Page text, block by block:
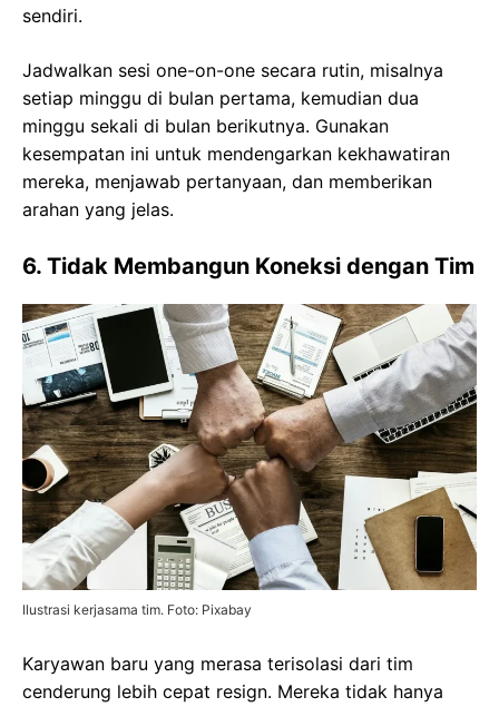
sendiri.
Jadwalkan sesi one-on-one secara rutin, misalnya
setiap minggu di bulan pertama, kemudian dua
minggu sekali di bulan berikutnya. Gunakan
kesempatan ini untuk mendengarkan kekhawatiran
mereka, menjawab pertanyaan, dan memberikan
arahan yang jelas.
6. Tidak Membangun Koneksi dengan Tim
Ilustrasi kerjasama tim. Foto: Pixabay
Karyawan baru yang merasa terisolasi dari tim
cenderung lebih cepat resign. Mereka tidak hanya